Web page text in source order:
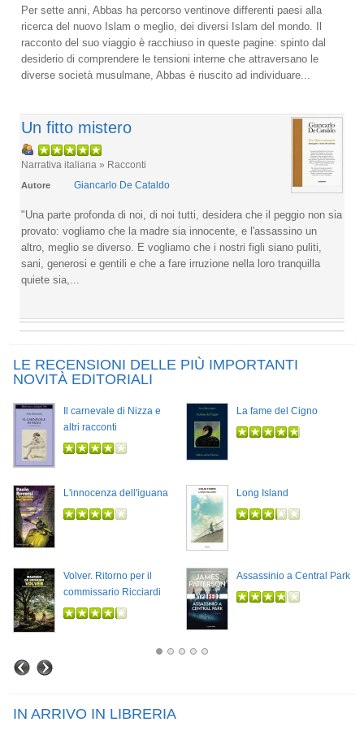
Per sette anni, Abbas ha percorso ventinove differenti paesi alla
ricerca del nuovo Islam o meglio, dei diversi Islam del mondo. Il
racconto del suo viaggio è racchiuso in queste pagine: spinto dal
desiderio di comprendere le tensioni interne che attraversano le
diverse società musulmane, Abbas è riuscito ad individuare...
Un fitto mistero
Narrativa italiana » Racconti
Autore Giancarlo De Cataldo
"Una parte profonda di noi, di noi tutti, desidera che il peggio non sia
provato: vogliamo che la madre sia innocente, e l'assassino un
altro, meglio se diverso. E vogliamo che i nostri figli siano puliti,
sani, generosi e gentili e che a fare irruzione nella loro tranquilla
quiete sia,...
LE RECENSIONI DELLE PIÙ IMPORTANTI
NOVITÀ EDITORIALI
Il carnevale di Nizza e
altri racconti
La fame del Cigno
L'innocenza dell'iguana Long Island
Volver. Ritorno per il
commissario Ricciardi
Assassinio a Central Park
IN ARRIVO IN LIBRERIA